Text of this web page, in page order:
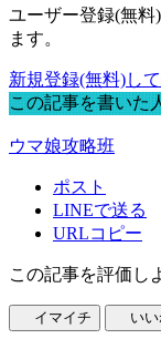
ユーザー登録(無料
ます。
新規登録(無料)し
この記事を書いた
ウマ娘攻略班
ポスト
LINEで送る
URLコピー
この記事を評価し
イマイチ い